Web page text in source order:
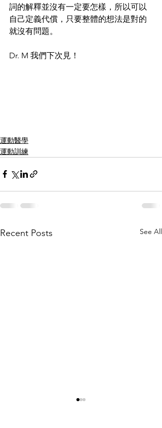
詞的解釋並沒有一定要怎樣，所以可以
自己定義代償，只要整體的想法是對的
就沒有問題。
Dr. M 我們下次見！
運動醫學
運動訓練
Recent Posts See All